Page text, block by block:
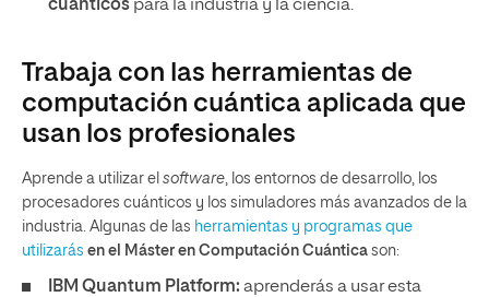
cuánticos para la industria y la ciencia.
Trabaja con las herramientas de
computación cuántica aplicada que
usan los profesionales
Aprende a utilizar el software, los entornos de desarrollo, los
procesadores cuánticos y los simuladores más avanzados de la
industria. Algunas de las herramientas y programas que
utilizarás en el Máster en Computación Cuántica son:
IBM Quantum Platform: aprenderás a usar esta